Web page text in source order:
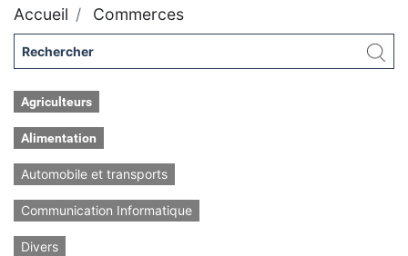
Accueil Commerces
Agriculteurs
Alimentation
Automobile et transports
Communication Informatique
Divers